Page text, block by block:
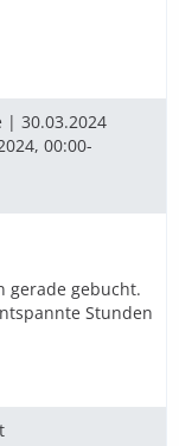
| 30.03.2024
00:00-
gerade gebucht.
Stunden